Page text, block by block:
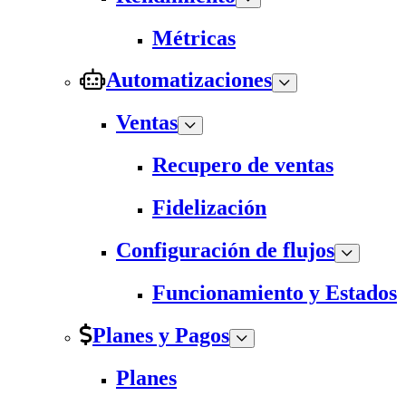
Métricas
Automatizaciones
Ventas
Recupero de ventas
Fidelización
Configuración de flujos
Funcionamiento y Estados
Planes y Pagos
Planes